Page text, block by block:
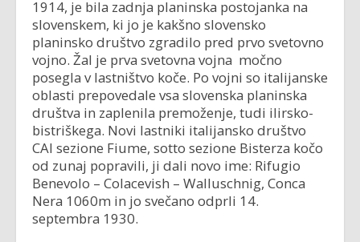
1914, je bila zadnja planinska postojanka na
slovenskem, ki jo je kakšno slovensko
planinsko društvo zgradilo pred prvo svetovno
vojno. Žal je prva svetovna vojna močno
posegla v lastništvo koče. Po vojni so italijanske
oblasti prepovedale vsa slovenska planinska
društva in zaplenila premoženje, tudi ilirsko-
bistriškega. Novi lastniki italijansko društvo
CAI sezione Fiume, sotto sezione Bisterza kočo
od zunaj popravili, ji dali novo ime: Rifugio
Benevolo – Colacevish – Walluschnig, Conca
Nera 1060m in jo svečano odprli 14.
septembra 1930.